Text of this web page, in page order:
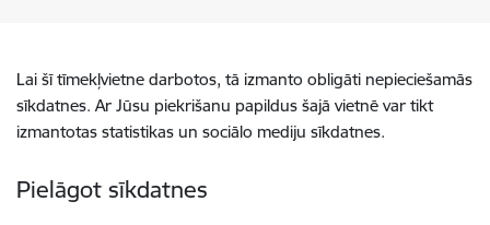
Lai šī tīmekļvietne darbotos, tā izmanto obligāti nepieciešamās
sīkdatnes. Ar Jūsu piekrišanu papildus šajā vietnē var tikt
izmantotas statistikas un sociālo mediju sīkdatnes.
Pielāgot sīkdatnes